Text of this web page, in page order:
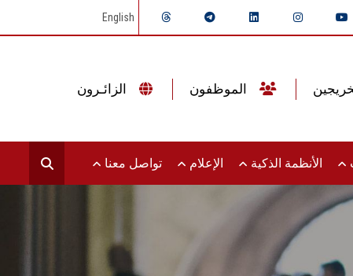
English
الأنظمة الذكية الإعلام تواصل معنا